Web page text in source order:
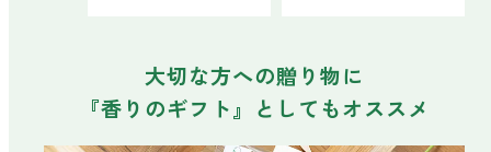
キッチン用
forキッチン
大切な方への贈り物に
『香りのギフト』としてもオススメ